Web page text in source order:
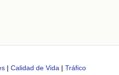
| Calidad de Vida | Tráfico